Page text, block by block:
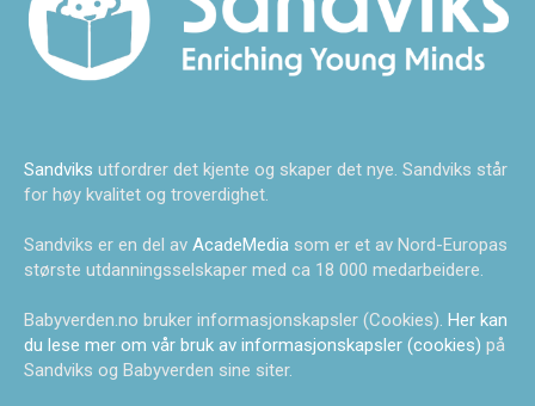
Sandviks utfordrer det kjente og skaper det nye. Sandviks står
for høy kvalitet og troverdighet.
Sandviks er en del av AcadeMedia som er et av Nord-Europas
største utdanningsselskaper med ca 18 000 medarbeidere.
Babyverden.no bruker informasjonskapsler (Cookies). Her kan
du lese mer om vår bruk av informasjonskapsler (cookies) på
Sandviks og Babyverden sine siter.